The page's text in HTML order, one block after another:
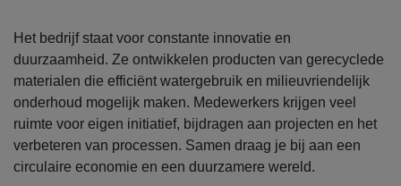
Het bedrijf staat voor constante innovatie en
duurzaamheid. Ze ontwikkelen producten van gerecyclede
materialen die efficiënt watergebruik en milieuvriendelijk
onderhoud mogelijk maken. Medewerkers krijgen veel
ruimte voor eigen initiatief, bijdragen aan projecten en het
verbeteren van processen. Samen draag je bij aan een
circulaire economie en een duurzamere wereld.